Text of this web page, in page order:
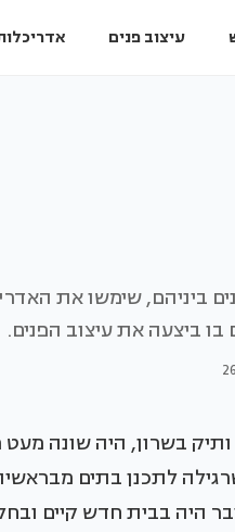
עיצוב פנים
ביניהם, שימשו את
בו ביצעה את עיצוב הפנים.
בשרון, היה שונה
לתכנן בתים
היה בבית חדש קיים